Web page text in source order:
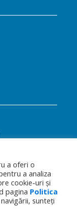
- Asociația
Internaționali de
a oferi o
a analiza
cookie-uri și
pagina Politica
sunteți